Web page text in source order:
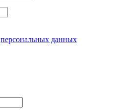
персональных данных